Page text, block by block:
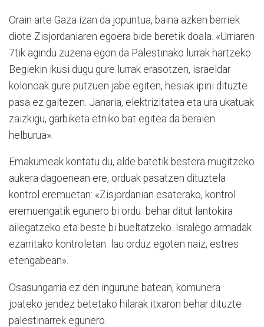
Orain arte Gaza izan da jopuntua, baina azken berriek
diote Zisjordaniaren egoera bide beretik doala. «Urriaren
7tik agindu zuzena egon da Palestinako lurrak hartzeko.
Begiekin ikusi dugu gure lurrak erasotzen, israeldar
kolonoak gure putzuen jabe egiten, hesiak ipini dituzte
pasa ez gaitezen. Janaria, elektrizitatea eta ura ukatuak
zaizkigu, garbiketa etniko bat egitea da beraien
helburua».
Emakumeak kontatu du, alde batetik bestera mugitzeko
aukera dagoenean ere, orduak pasatzen dituztela
kontrol eremuetan: «Zisjordanian esaterako, kontrol
eremuengatik egunero bi ordu behar ditut lantokira
ailegatzeko eta beste bi bueltatzeko. Isralego armadak
ezarritako kontroletan lau orduz egoten naiz, estres
etengabean».
Osasungarria ez den ingurune batean, komunera
joateko jendez betetako hilarak itxaron behar dituzte
palestinarrek egunero.